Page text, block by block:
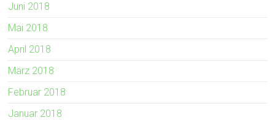
Juni 2018
Mai 2018
April 2018
März 2018
Februar 2018
Januar 2018